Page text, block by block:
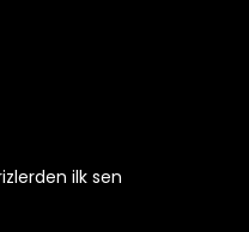
ilk sen